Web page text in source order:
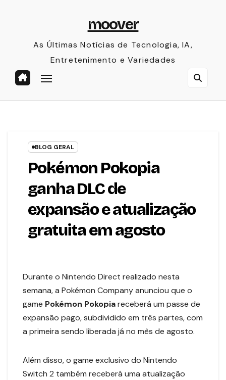
moover
As Últimas Notícias de Tecnologia, IA,
Entretenimento e Variedades
BLOG GERAL
Pokémon Pokopia
ganha DLC de
expansão e atualização
gratuita em agosto
Durante o Nintendo Direct realizado nesta
semana, a Pokémon Company anunciou que o
game Pokémon Pokopiareceberá um passe de
expansão pago, subdividido em três partes, com
a primeira sendo liberada já no mês de agosto.
Além disso, o game exclusivo do Nintendo
Switch 2 também receberá uma atualização